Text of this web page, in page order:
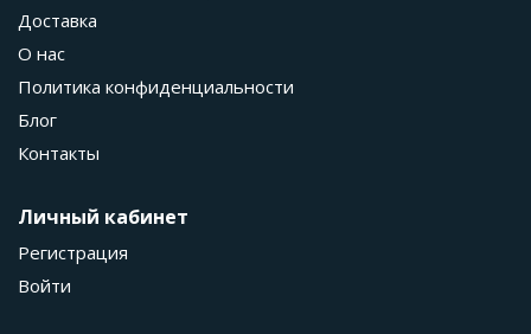
Доставка
О нас
Политика конфиденциальности
Блог
Контакты
Личный кабинет
Регистрация
Войти